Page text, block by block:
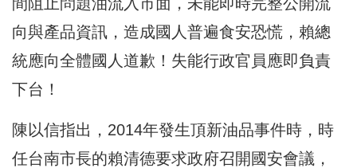
向與產品資訊，造成國人普遍食安恐慌，賴總
統應向全體國人道歉！失能行政官員應即負責
下台！
陳以信指出，2014年發生頂新油品事件時，時
任台南市長的賴清德要求政府召開國安會議，